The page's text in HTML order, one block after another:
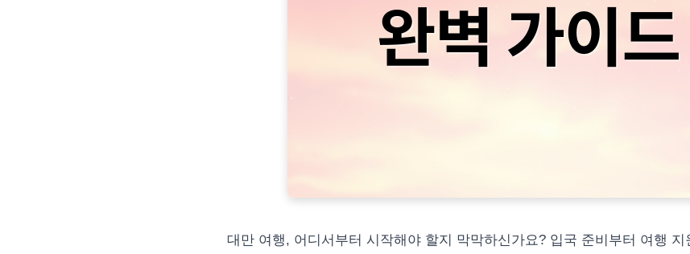
대만 여행, 어디서부터 시작해야 할지 막막하신가요? 입국 준비부터 여행